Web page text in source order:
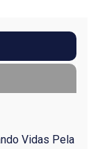
Vidas Pela